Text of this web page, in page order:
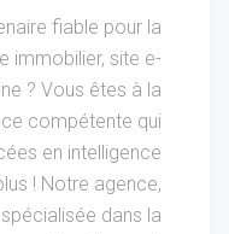
fiable pour la
immobilier, site e-
? Vous êtes à la
compétente qui
en intelligence
! Notre agence,
dans la